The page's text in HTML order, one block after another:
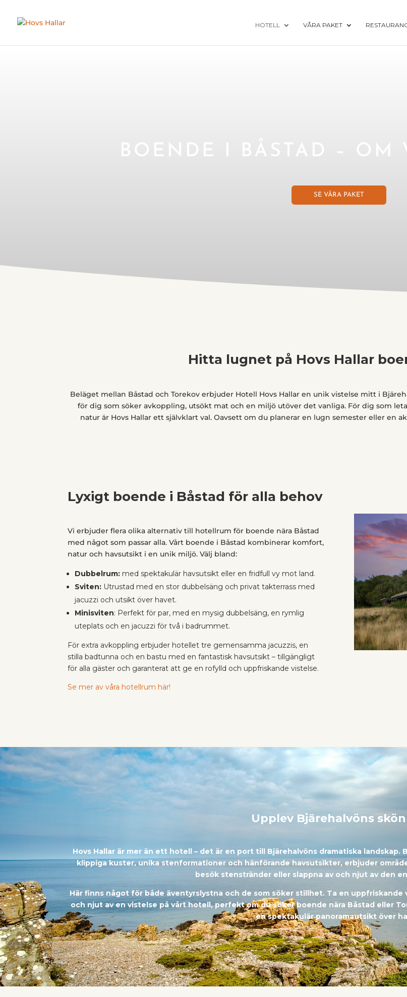
HOTELL VÅRA PAKET
BOENDE I BÅSTAD – OM
SE VÅRA PAKET
Hitta lugnet på Hovs Hallar
Beläget mellan Båstad och Torekov erbjuder Hotell Hovs Hallar en unik vistelse mitt i
för dig som söker avkoppling, utsökt mat och en miljö utöver det vanliga. För dig som
natur är Hovs Hallar ett självklart val. Oavsett om du planerar en lugn semester eller en
Lyxigt boende i Båstad för alla behov
Vi erbjuder flera olika alternativ till hotellrum för boende nära Båstad
med något som passar alla. Vårt boende i Båstad kombinerar komfort,
natur och havsutsikt i en unik miljö. Välj bland:
Dubbelrum: med spektakulär havsutsikt eller en fridfull vy mot land.
Sviten: Utrustad med en stor dubbelsäng och privat takterrass med
jacuzzi och utsikt över havet.
Minisviten: Perfekt för par, med en mysig dubbelsäng, en rymlig
uteplats och en jacuzzi för två i badrummet.
För extra avkoppling erbjuder hotellet tre gemensamma jacuzzis, en
stilla badtunna och en bastu med en fantastisk havsutsikt – tillgängligt
för alla gäster och garanterat att ge en rofylld och uppfriskande vistelse.
Se mer av våra hotellrum här!
Upplev Bjärehalvöns
Hovs Hallar är mer än ett hotell – det är en port till Bjärehalvöns dramatiska
klippiga kuster, unika stenformationer och hänförande havsutsikter, erbjuder
besök stenstränder eller slappna av och njut av den
Här finns något för både äventyrslystna och de som söker stillhet. Ta en
och njut av en vistelse på vårt hotell, perfekt om du söker boende nära Båstad eller
en spektakulär panoramautsikt över